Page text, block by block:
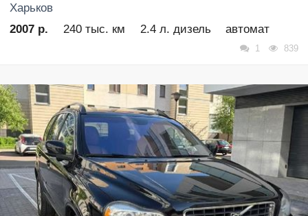
Харьков
2007 р.
240 тыс. км 2.4 л. дизель автомат
1 839